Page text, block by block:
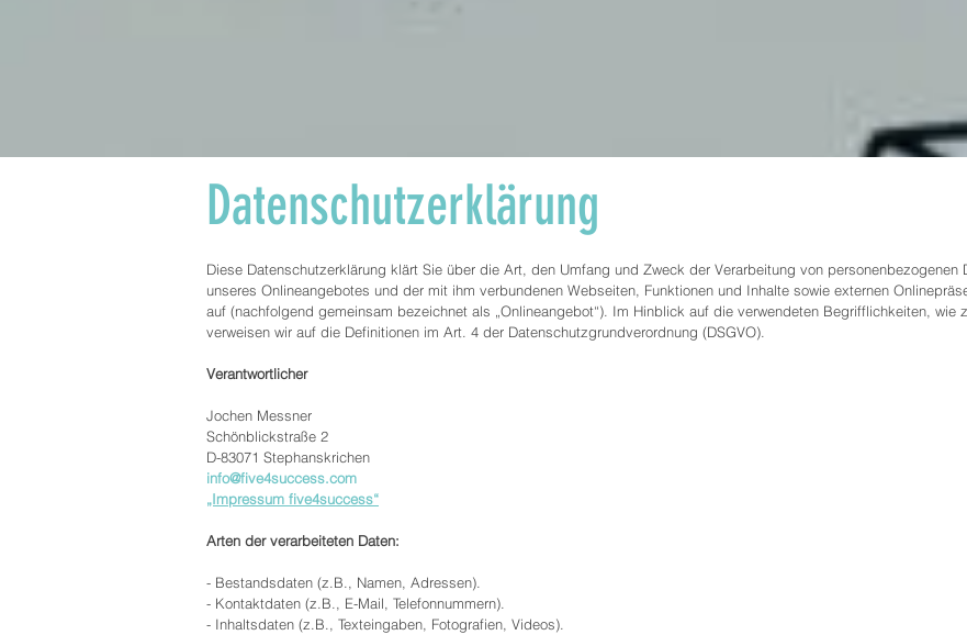
Datenschutzerklärung
Diese Datenschutzerklärung klärt Sie über die Art, den Umfang und Zweck der Verarbeitung von personenbezogenen
unseres Onlineangebotes und der mit ihm verbundenen Webseiten, Funktionen und Inhalte sowie externen
auf (nachfolgend gemeinsam bezeichnet als „Onlineangebot“). Im Hinblick auf die verwendeten Begrifflichkeiten, wie
verweisen wir auf die Definitionen im Art. 4 der Datenschutzgrundverordnung (DSGVO).
Verantwortlicher
Jochen Messner
Schönblickstraße 2
D-83071 Stephanskrichen
info@five4success.com
„Impressum five4success“
Arten der verarbeiteten Daten:
- Bestandsdaten (z.B., Namen, Adressen).
- Kontaktdaten (z.B., E-Mail, Telefonnummern).
- Inhaltsdaten (z.B., Texteingaben, Fotografien, Videos).